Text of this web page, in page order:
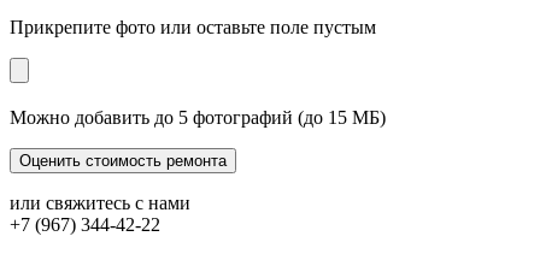
Прикрепите фото или оставьте поле пустым
Можно добавить до 5 фотографий (до 15 МБ)
или свяжитесь с нами
+7 (967) 344-42-22